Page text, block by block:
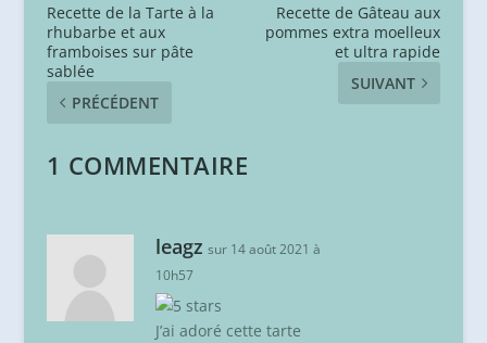
Recette de la Tarte à la
rhubarbe et aux
framboises sur pâte
sablée
PRÉCÉDENT
Recette de Gâteau aux
pommes extra moelleux
et ultra rapide
SUIVANT
1 COMMENTAIRE
leagz sur 14 août 2021 à
10h57
J’ai adoré cette tarte